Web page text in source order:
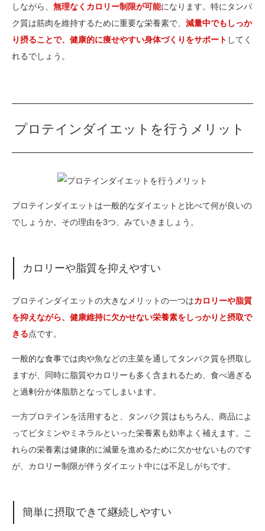
しながら、 無理なくカロリー制限が可能になります。特にタンパ
ク質は筋肉を維持するために重要な栄養素で、 減量中でもしっか
り摂ることで、健康的に痩せやすい身体づくりをサポート してく
れるでしょう。
プロテインダイエットを行うメリット
プロテインダイエットは一般的なダイエットと比べて何が良いの
でしょうか。その理由を3つ、みていきましょう。
カロリーや脂質を抑えやすい
プロテインダイエットの大きなメリットの一つはカロリーや脂質
を抑えながら、健康維持に欠かせない栄養素をしっかりと摂取で
きる点です。
一般的な食事では肉や魚などの主菜を通してタンパク質を摂取し
ますが、同時に脂質やカロリーも多く含まれるため、食べ過ぎる
と過剰分が体脂肪となってしまいます。
一方プロテインを活用すると、タンパク質はもちろん、商品によ
ってビタミンやミネラルといった栄養素も効率よく補えます。こ
れらの栄養素は健康的に減量を進めるために欠かせないものです
が、カロリー制限が伴うダイエット中には不足しがちです。
簡単に摂取できて継続しやすい